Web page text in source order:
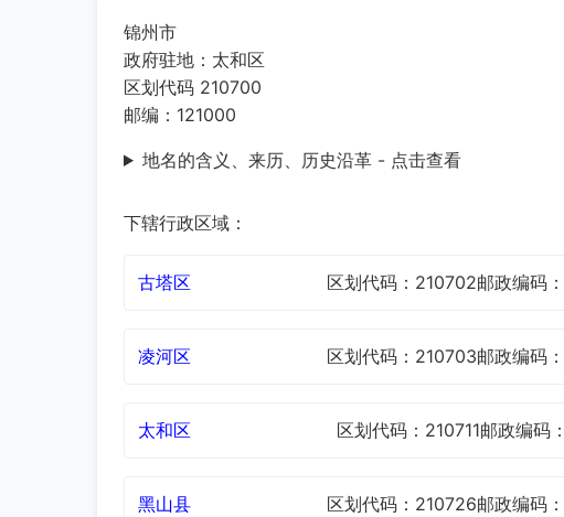
锦州市
政府驻地：太和区
区划代码 210700
邮编：121000
地名的含义、来历、历史沿革 - 点击查看
下辖行政区域：
古塔区 区划代码：210702邮政编码
凌河区 区划代码：210703邮政编码
太和区 区划代码：210711邮政编码
黑山县 区划代码：210726邮政编码